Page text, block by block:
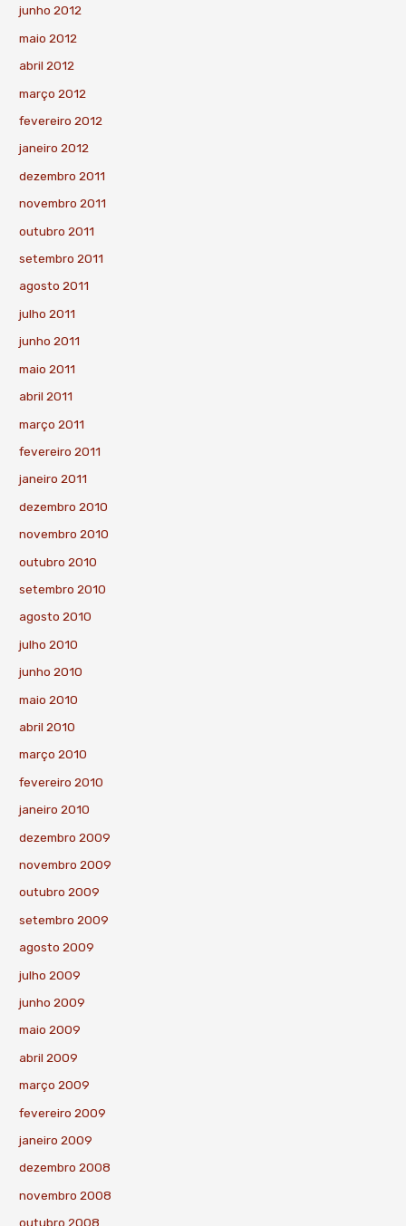
junho 2012
maio 2012
abril 2012
março 2012
fevereiro 2012
janeiro 2012
dezembro 2011
novembro 2011
outubro 2011
setembro 2011
agosto 2011
julho 2011
junho 2011
maio 2011
abril 2011
março 2011
fevereiro 2011
janeiro 2011
dezembro 2010
novembro 2010
outubro 2010
setembro 2010
agosto 2010
julho 2010
junho 2010
maio 2010
abril 2010
março 2010
fevereiro 2010
janeiro 2010
dezembro 2009
novembro 2009
outubro 2009
setembro 2009
agosto 2009
julho 2009
junho 2009
maio 2009
abril 2009
março 2009
fevereiro 2009
janeiro 2009
dezembro 2008
novembro 2008
outubro 2008